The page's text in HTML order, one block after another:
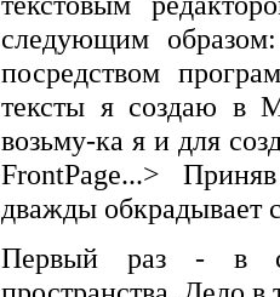
следующим
посредством
тексты я создаю в
возьму-ка я и для
FrontPage...>
дважды обкрадывает
Первый раз - в